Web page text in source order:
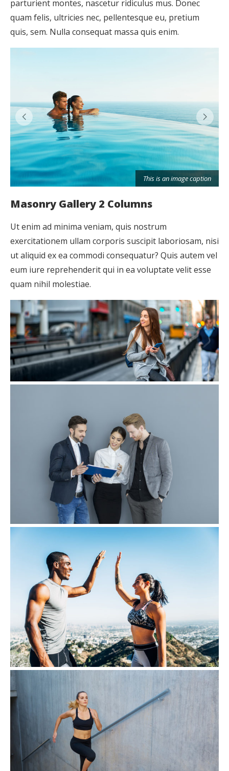
parturient montes, nascetur ridiculus mus. Donec
quam felis, ultricies nec, pellentesque eu, pretium
quis, sem. Nulla consequat massa quis enim.
This is an image caption
Masonry Gallery 2 Columns
Ut enim ad minima veniam, quis nostrum
exercitationem ullam corporis suscipit laboriosam, nisi
ut aliquid ex ea commodi consequatur? Quis autem vel
eum iure reprehenderit qui in ea voluptate velit esse
quam nihil molestiae.